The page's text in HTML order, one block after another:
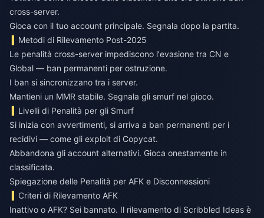
cross-server.
Gioca con il tuo account principale. Segnala dopo la partita.
Metodi di Rilevamento Post-2025
Le penalità cross-server impediscono l'evasione tra CN e
Global — ban permanenti per ostruzione.
I ban si sincronizzano tra i server.
Mantieni un MMR stabile. Segnala gli smurf nel gioco.
Livelli di Penalità per gli Smurf
Si inizia con avvertimenti, si arriva a ban permanenti per i
recidivi — come gli exploit di Copycat.
Abbandona gli account alternativi. Gioca onestamente in
classificata.
Spiegazione delle Penalità per AFK e Disconnessioni
Criteri di Rilevamento AFK
Inattivo o AFK? Sei bannato. Il rilevamento di Scribbled Ideas è